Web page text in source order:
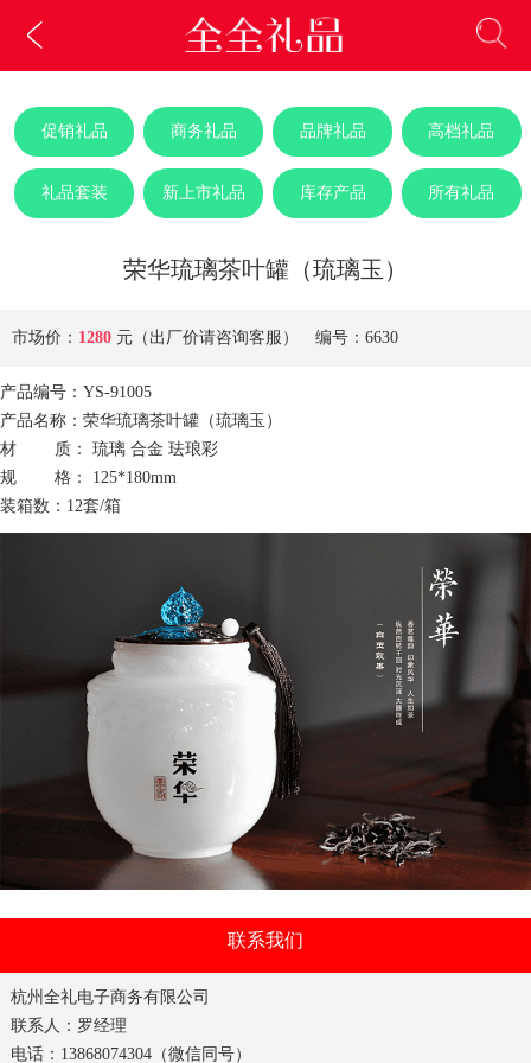
促销礼品 商务礼品 品牌礼品 高档礼品
礼品套装 新上市礼品 库存产品 所有礼品
荣华琉璃茶叶罐（琉璃玉）
市场价： 1280 元（出厂价请咨询客服） 编号：6630
产品编号：YS-91005
产品名称：荣华琉璃茶叶罐（琉璃玉）
材 质： 琉璃 合金 珐琅彩
规 格： 125*180mm
装箱数：12套/箱
联系我们
杭州全礼电子商务有限公司
联系人：罗经理
电话：13868074304（微信同号）